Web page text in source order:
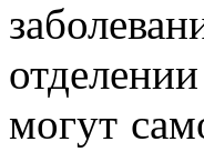
могут